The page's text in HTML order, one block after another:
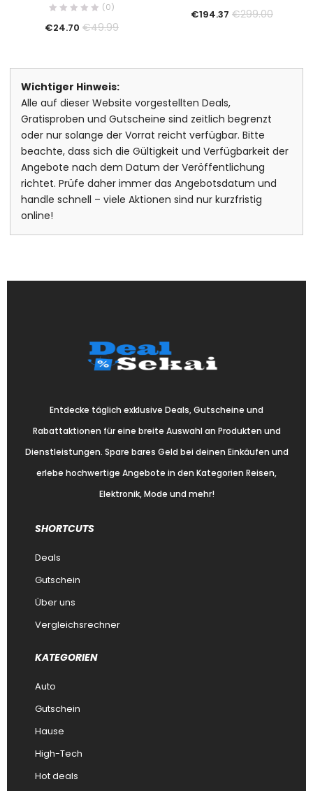
(0)
€24.70 €49.99
€194.37 €299.00
Wichtiger Hinweis:
Alle auf dieser Website vorgestellten Deals,
Gratisproben und Gutscheine sind zeitlich begrenzt
oder nur solange der Vorrat reicht verfügbar. Bitte
beachte, dass sich die Gültigkeit und Verfügbarkeit der
Angebote nach dem Datum der Veröffentlichung
richtet. Prüfe daher immer das Angebotsdatum und
handle schnell – viele Aktionen sind nur kurzfristig
online!
Entdecke täglich exklusive Deals, Gutscheine und
Rabattaktionen für eine breite Auswahl an Produkten und
Dienstleistungen. Spare bares Geld bei deinen Einkäufen und
erlebe hochwertige Angebote in den Kategorien Reisen,
Elektronik, Mode und mehr!
SHORTCUTS
Deals
Gutschein
Über uns
Vergleichsrechner
KATEGORIEN
Auto
Gutschein
Hause
High-Tech
Hot deals